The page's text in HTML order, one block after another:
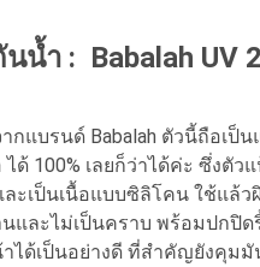
น้ำ : Babalah UV
แบรนด์ Babalah ตัวนี้ถือเป็
ได้ 100% เลยก็ว่าได้ค่ะ ซึ่งตัว
ละเป็นเนื้อแบบซิลิโคน ใช้แล้ว
และไม่เป็นคราบ พร้อมปกปิด
ได้เป็นอย่างดี ที่สำคัญยังคุม